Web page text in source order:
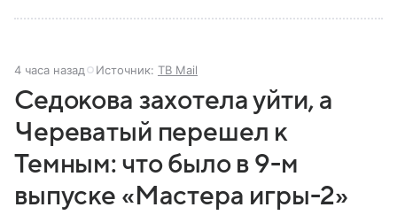
4 часа назад Источник: ТВ Mail
Седокова захотела уйти, а
Череватый перешел к
Темным: что было в 9-м
выпуске «Мастера игры-2»